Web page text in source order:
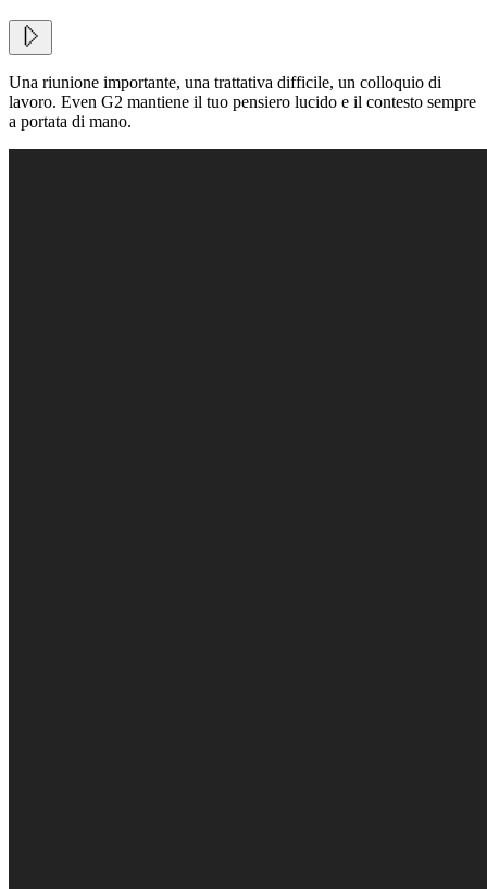
Una riunione importante, una trattativa difficile, un colloquio di
lavoro. Even G2 mantiene il tuo pensiero lucido e il contesto sempre
a portata di mano.